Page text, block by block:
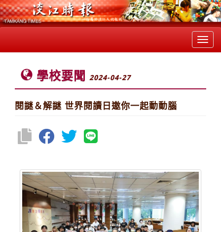
學校要聞 2024-04-27
閱謎＆解謎 世界閱讀日邀你一起動動腦